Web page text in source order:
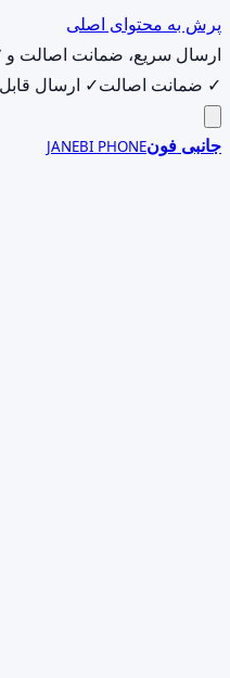
پرش به محتوای اصلی
ارسال سریع، ضمانت اصالت و ۷ روز فرصت بررسی کالا
✓ ضمانت اصالت✓ ارسال
جانبی فونJANEBI PHONE